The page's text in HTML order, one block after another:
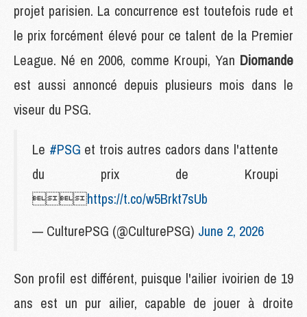
projet parisien. La concurrence est toutefois rude et
le prix forcément élevé pour ce talent de la Premier
League. Né en 2006, comme Kroupi, Yan Diomande
est aussi annoncé depuis plusieurs mois dans le
viseur du PSG.
Le #PSG et trois autres cadors dans l'attente
du prix de Kroupi
https://t.co/w5Brkt7sUb
— CulturePSG (@CulturePSG) June 2, 2026
Son profil est différent, puisque l'ailier ivoirien de 19
ans est un pur ailier, capable de jouer à droite